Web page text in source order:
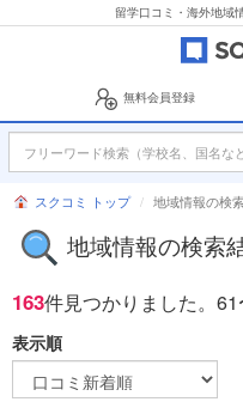
留学口コミ・海外地域
無料会員登録
スクコミ トップ 地域情報の検
地域情報の検索
163件見つかりました。 61
表示順